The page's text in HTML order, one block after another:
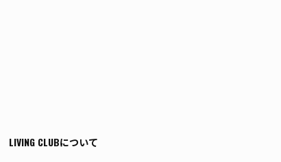
LIVING CLUBについて